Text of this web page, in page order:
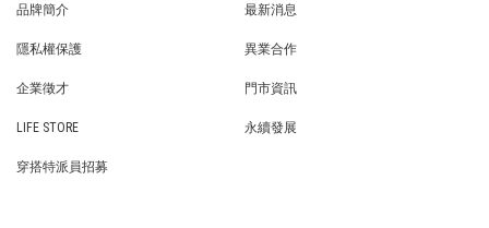
品牌簡介
最新消息
隱私權保護
異業合作
企業徵才
門市資訊
LIFE STORE
永續發展
穿搭特派員招募